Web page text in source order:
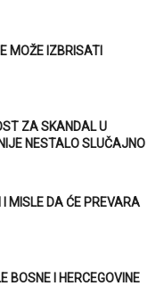
MOŽE IZBRISATI
ZA SKANDAL U
NESTALO SLUČAJNO
MISLE DA ĆE PREVARA
BOSNE I HERCEGOVINE